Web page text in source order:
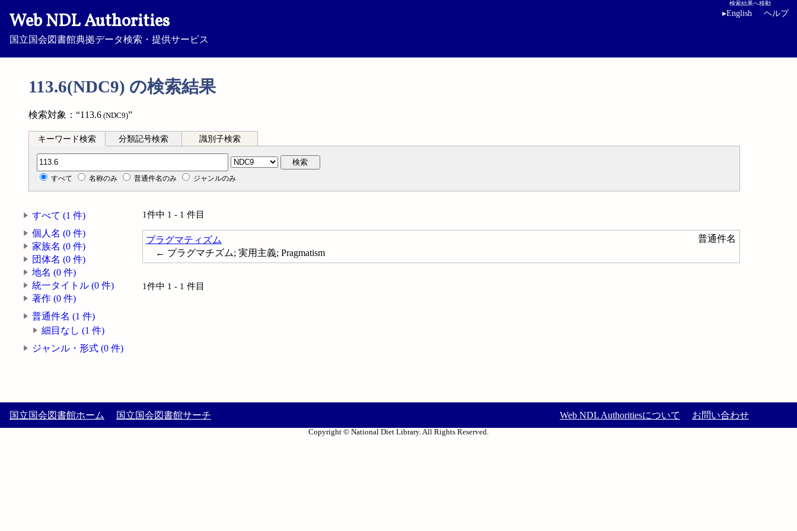
Web NDL Authorities
国立国会図書館典拠データ検索・提供サービス
検索結果へ移動
▸English ヘルプ
113.6(NDC9) の検索結果
検索対象：“113.6 (NDC9)”
キーワード検索 分類記号検索 識別子検索
分類記号検索 検索
すべて 名称のみ 普通件名のみ ジャンルのみ
すべて (1 件)
個人名 (0 件)
家族名 (0 件)
団体名 (0 件)
地名 (0 件)
統一タイトル (0 件)
著作 (0 件)
普通件名 (1 件)
細目なし (1 件)
ジャンル・形式 (0 件)
1件中 1 - 1 件目
プラグマティズム
普通件名
← プラグマチズム; 実用主義; Pragmatism
1件中 1 - 1 件目
国立国会図書館ホーム 国立国会図書館サーチ Web NDL Authoritiesについて お問い合わせ
Copyright © National Diet Library. All Rights Reserved.